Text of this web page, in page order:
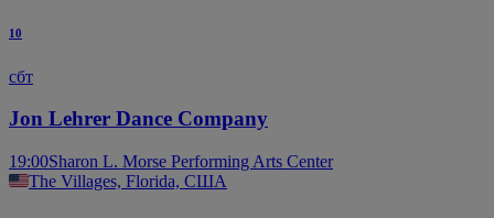
10
сбт
Jon Lehrer Dance Company
19:00Sharon L. Morse Performing Arts Center
The Villages, Florida, США